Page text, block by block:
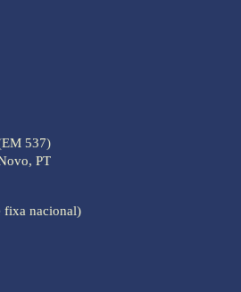
537)
PT
fixa nacional)